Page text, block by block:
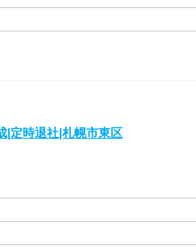
|定時退社|札幌市東区